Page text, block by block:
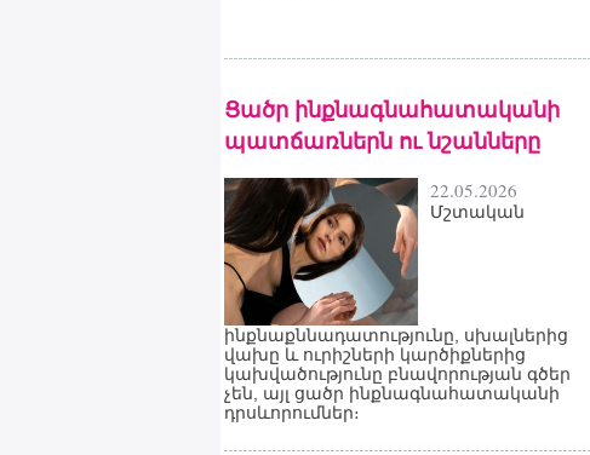
Ցածր ինքնագնահատականի
պատճառներն ու նշանները
22.05.2026
Մշտական
ինքնաքննադատությունը, սխալներից
վախը և ուրիշների կարծիքներից
կախվածությունը բնավորության գծեր
չեն, այլ ցածր ինքնագնահատականի
դրսևորումներ։